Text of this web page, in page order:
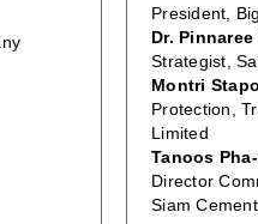
President,
Dr.
Strategist,
Montri
Protection,
Limited
Tanoos
Director
Siam